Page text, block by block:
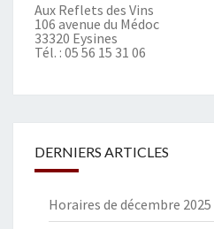
Aux Reflets des Vins
106 avenue du Médoc
33320 Eysines
Tél. : 05 56 15 31 06
DERNIERS ARTICLES
Horaires de décembre 2025